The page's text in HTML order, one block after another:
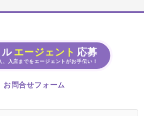
エージェント 応募
、入店までをエージェントがお手伝い！
お問合せフォーム